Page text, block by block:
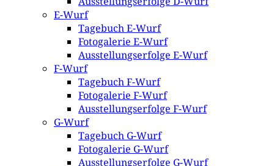
E-Wurf
Tagebuch E-Wurf
Fotogalerie E-Wurf
Ausstellungserfolge E-Wurf
F-Wurf
Tagebuch F-Wurf
Fotogalerie F-Wurf
Ausstellungserfolge F-Wurf
G-Wurf
Tagebuch G-Wurf
Fotogalerie G-Wurf
Ausstellungserfolge G-Wurf